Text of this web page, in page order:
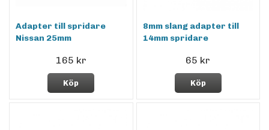
Adapter till spridare
Nissan 25mm
165 kr
Köp
8mm slang adapter till
14mm spridare
65 kr
Köp